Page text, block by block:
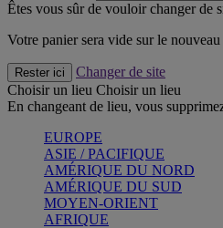
Êtes vous sûr de vouloir changer de
Votre panier sera vide sur le
Rester ici
Changer de site
Choisir un lieu Choisir un lieu
En changeant de lieu, vous
EUROPE
ASIE / PACIFIQUE
AMÉRIQUE DU NORD
AMÉRIQUE DU SUD
MOYEN-ORIENT
AFRIQUE